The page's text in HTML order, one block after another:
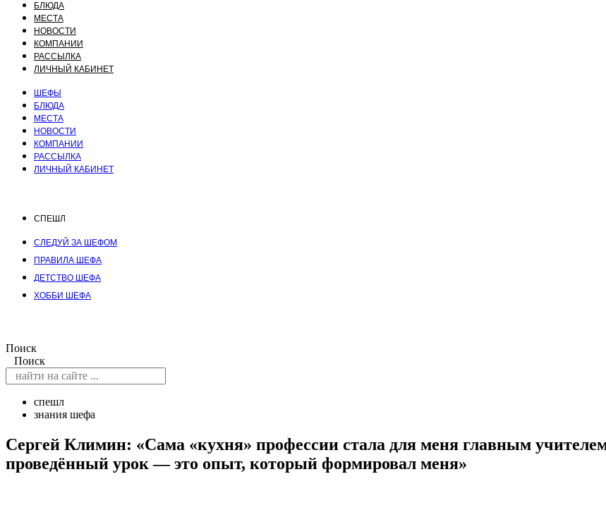
БЛЮДА
МЕСТА
НОВОСТИ
КОМПАНИИ
РАССЫЛКА
ЛИЧНЫЙ КАБИНЕТ
ШЕФЫ
БЛЮДА
МЕСТА
НОВОСТИ
КОМПАНИИ
РАССЫЛКА
ЛИЧНЫЙ КАБИНЕТ
СПЕШЛ
СЛЕДУЙ ЗА ШЕФОМ
ПРАВИЛА ШЕФА
ДЕТСТВО ШЕФА
ХОББИ ШЕФА
Поиск
Поиск
спешл
знания шефа
Сергей Климин: «Сама «кухня» профессии стала для меня главным
проведённый урок — это опыт, который формировал меня»